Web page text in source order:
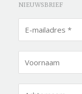
NIEUWSBRIEF